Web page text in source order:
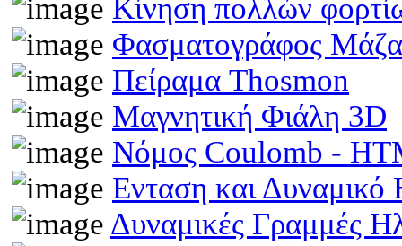
Κίνηση πολλών
Φασματογράφος
Πείραμα Thosmon
Μαγνητική Φιάλη 3D
Νόμος Coulomb -
Ενταση και
Δυναμικές Γραμμές